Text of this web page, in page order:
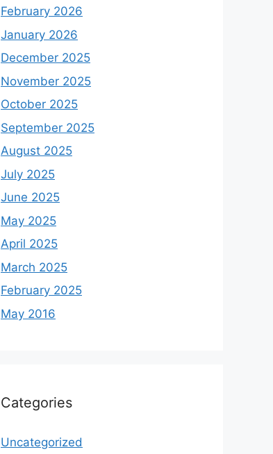
February 2026
January 2026
December 2025
November 2025
October 2025
September 2025
August 2025
July 2025
June 2025
May 2025
April 2025
March 2025
February 2025
May 2016
Categories
Uncategorized